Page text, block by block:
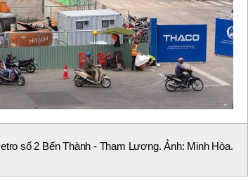
số 2 Bến Thành - Tham Lương. Ảnh: Minh Hòa.